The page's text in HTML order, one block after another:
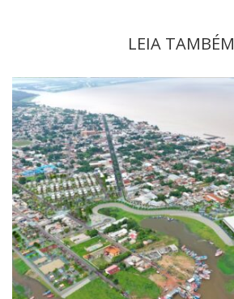
LEIA TAMBÉM